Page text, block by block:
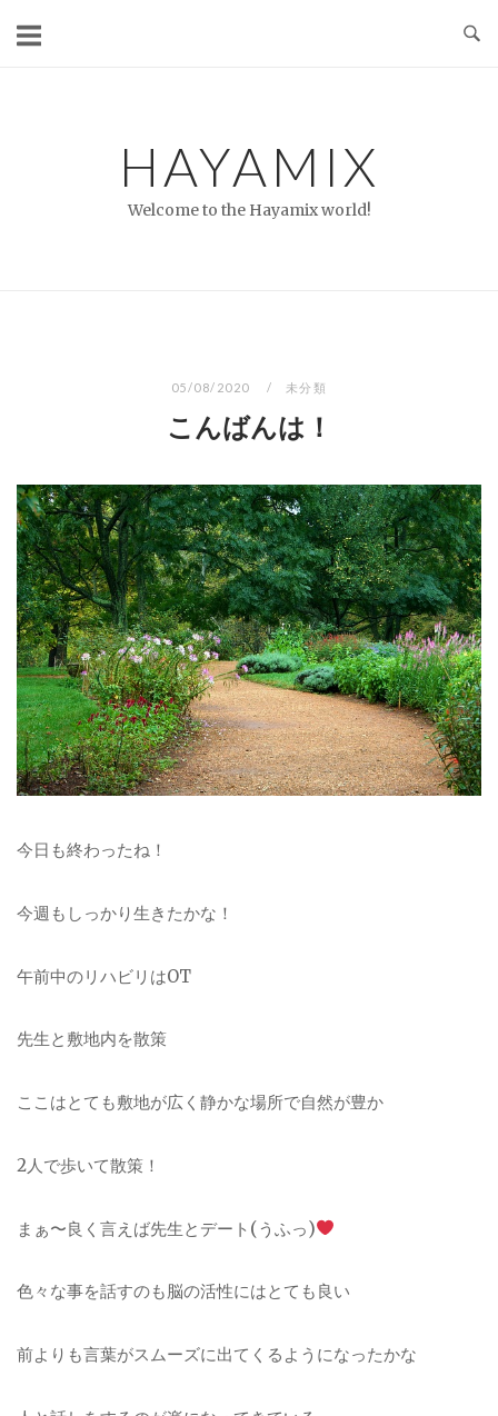
HAYAMIX
Welcome to the Hayamix world!
05/08/2020 未分類
こんばんは！
今日も終わったね！
今週もしっかり生きたかな！
午前中のリハビリはOT
先生と敷地内を散策
ここはとても敷地が広く静かな場所で自然が豊か
2人で歩いて散策！
まぁ〜良く言えば先生とデート ( うふっ)
色々な事を話すのも脳の活性にはとて も良い
前よりも言葉がスムーズに出てくるよ うになったかな